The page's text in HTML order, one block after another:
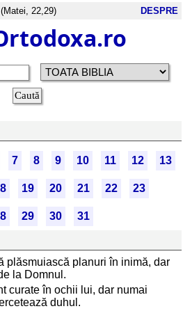
22,29) DESPRE
7 8 9 10 11 12 13
19 20 21 22 23
29 30
31
plăsmuiască planuri în inimă, dar
la Domnul.
curate în ochii lui, dar numai
duhul.